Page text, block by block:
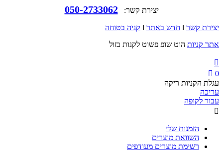
יצירת קשר: 050-2733062
יצירת קשר חדש באתר
קניה בטוחה
אתר קניות הוט שופ פשוט לקנות בזול

0

עגלת הקניות ריקה
עריכה
עבור לקופה

הזמנות שלי
השוואת מוצרים
רשימת מוצרים מעודפים